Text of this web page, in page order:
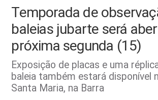
Temporada de
baleias jubarte será
próxima segunda (15)
Exposição de placas e uma
baleia também estará disponível
Santa Maria, na Barra